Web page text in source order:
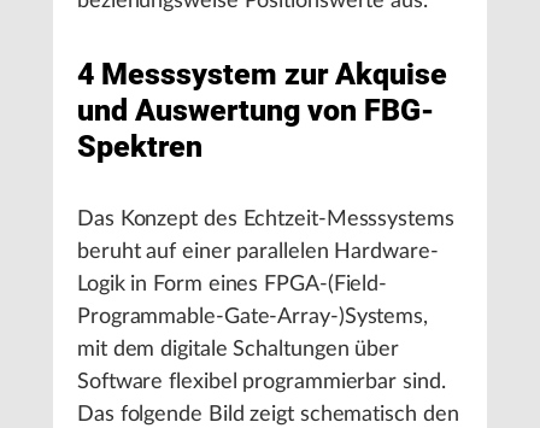
4 Messsystem zur Akquise
und Auswertung von FBG-
Spektren
Das Konzept des Echtzeit-Messsystems
beruht auf einer parallelen Hardware-
Logik in Form eines FPGA-(Field-
Programmable-Gate-Array-)Systems,
mit dem digitale Schaltungen über
Software flexibel programmierbar sind.
Das folgende Bild zeigt schematisch den